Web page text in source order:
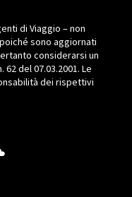
di Viaggio – non
sono aggiornati
considerarsi un
del 07.03.2001. Le
dei rispettivi